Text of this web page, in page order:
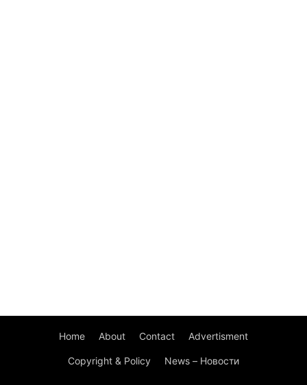
Home About Contact Advertisment
Copyright & Policy News – Новости